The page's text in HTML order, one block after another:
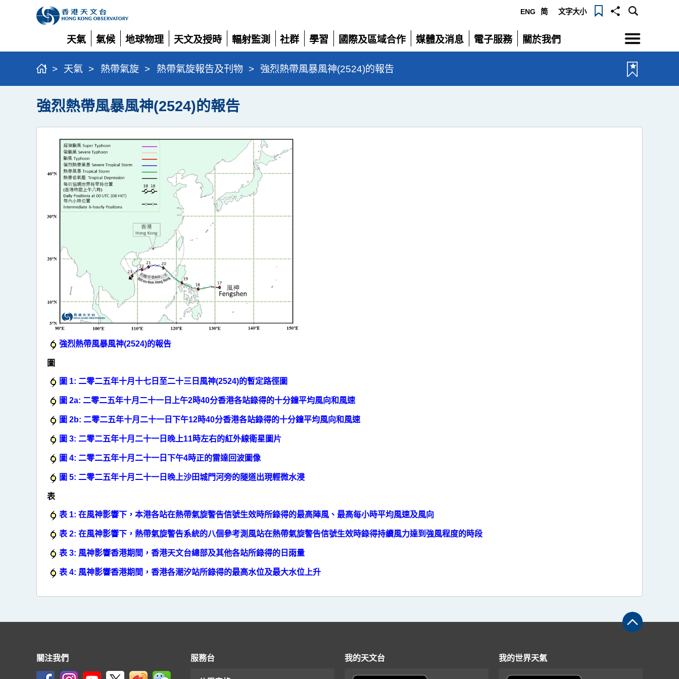
ENG 简 文字大小
天氣
展
開
氣候
展
開
地球物理
展
開
天文及授時
展
開
輻射監測
展
開
社群
展
開
學習
展
開
國際及區域合作
展
開
媒體及消息
展
電子服務
展
關於我們
展
選
單
> 天氣 > 熱帶氣旋 > 熱帶氣旋報告及刊物 > 強烈熱帶風暴風神(2524)的報告
強烈熱帶風暴風神(2524)的報告
強烈熱帶風暴風神(2524)的報告
圖
圖 1: 二零二五年十月十七日至二十三日風神(2524)的暫定路徑圖
圖 2a: 二零二五年十月二十一日上午2時40分香港各站錄得的十分鐘平均風向和風速
圖 2b: 二零二五年十月二十一日下午12時40分香港各站錄得的十分鐘平均風向和風速
圖 3: 二零二五年十月二十一日晚上11時左右的紅外線衛星圖片
圖 4: 二零二五年十月二十一日下午4時正的雷達回波圖像
圖 5: 二零二五年十月二十一日晚上沙田城門河旁的隧道出現輕微水浸
表
表 1: 在風神影響下，本港各站在熱帶氣旋警告信號生效時所錄得的最高陣風、最高每小時平均風速及風向
表 2: 在風神影響下，熱帶氣旋警告系統的八個參考測風站在熱帶氣旋警告信號生效時錄得持續風力達到強風程度的時段
表 3: 風神影響香港期間，香港天文台總部及其他各站所錄得的日雨量
表 4: 風神影響香港期間，香港各潮汐站所錄得的最高水位及最大水位上升
關注我們 服務台 我的天文台 我的世界天氣